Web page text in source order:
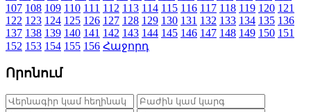
107 108 109 110 111 112 113 114 115 116 117 118 119 120 121
122 123 124 125 126 127 128 129 130 131 132 133 134 135 136
137 138 139 140 141 142 143 144 145 146 147 148 149 150 151
152 153 154 155 156 Հաջորդ
Որոնում